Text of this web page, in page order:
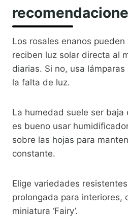
Los rosales enanos
reciben luz solar directa al
diarias. Si no, usa
la falta de luz.
La humedad suele ser baja
es bueno usar
sobre las hojas para
constante.
Elige variedades
prolongada para interiores,
miniatura ‘Fairy’.